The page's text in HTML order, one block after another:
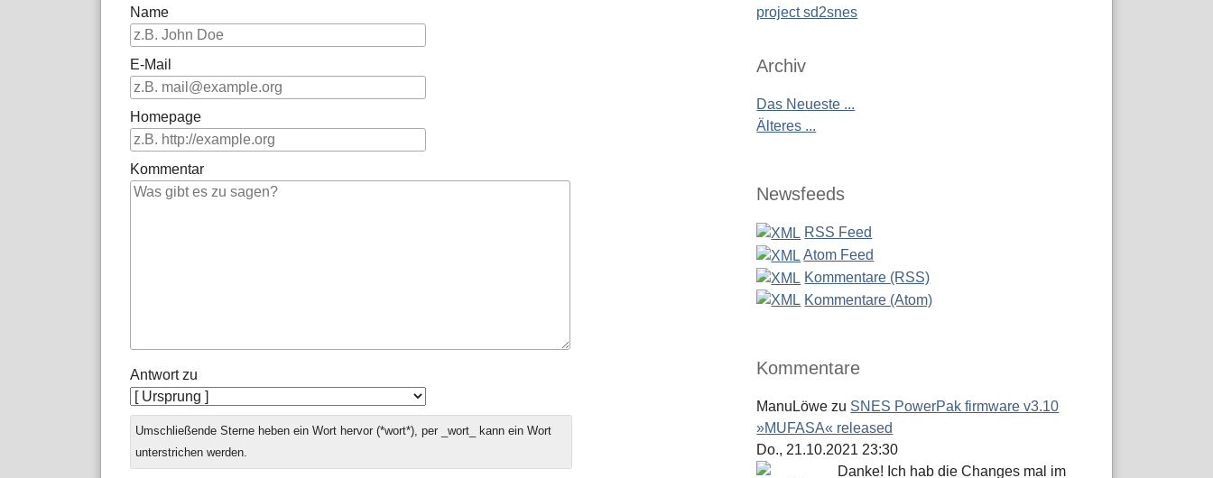
Name
E-Mail
Homepage
Kommentar
Antwort zu
Umschließende Sterne heben ein Wort hervor (*wort*), per _wort_ kann ein Wort
unterstrichen werden.
project sd2snes
Archiv
Das Neueste ...
Älteres ...
Newsfeeds
RSS Feed
Atom Feed
Kommentare (RSS)
Kommentare (Atom)
Kommentare
ManuLöwe zu SNES PowerPak firmware v3.10
»MUFASA« released
Do., 21.10.2021 23:30
Danke! Ich hab die Changes mal im